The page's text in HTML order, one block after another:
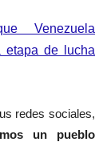
Venezuela
de lucha
redes sociales,
un pueblo